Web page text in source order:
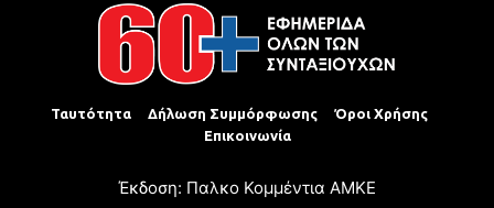
Ταυτότητα Δήλωση Συμμόρφωσης
Όροι Χρήσης
Επικοινωνία
Έκδοση: Παλκο Κομμέντια ΑΜΚΕ